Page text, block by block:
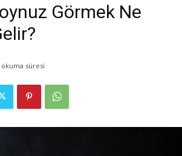
Görmek Ne
okuma süresi